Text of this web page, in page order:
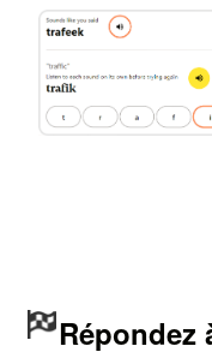
Répondez